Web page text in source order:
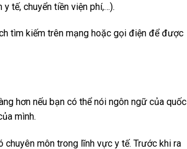
tế, chuyển tiền viện phí,…).
tìm kiếm trên mạng hoặc gọi điện để được
hơn nếu bạn có thể nói ngôn ngữ của quốc
mình.
môn trong lĩnh vực y tế. Trước khi ra